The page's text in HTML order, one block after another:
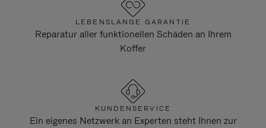
LEBENSLANGE GARANTIE
Reparatur aller funktionellen Schäden an Ihrem
Koffer
KUNDENSERVICE
Ein eigenes Netzwerk an Experten steht Ihnen zur